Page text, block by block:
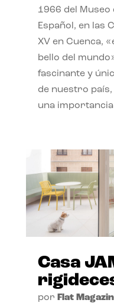
1966 del
Español, en las
XV en Cuenca,
bello del
fascinante y
de nuestro
una
Casa
por Flat